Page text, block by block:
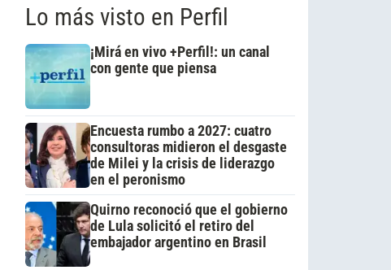
Lo más visto en Perfil
¡Mirá en vivo +Perfil!: un canal
con gente que piensa
Encuesta rumbo a 2027: cuatro
consultoras midieron el desgaste
de Milei y la crisis de liderazgo
en el peronismo
Quirno reconoció que el gobierno
de Lula solicitó el retiro del
embajador argentino en Brasil